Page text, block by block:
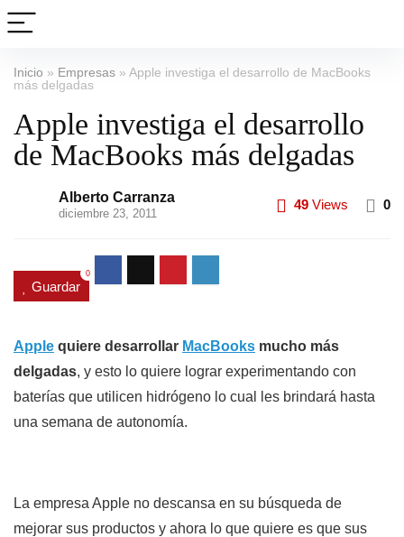
Inicio » Empresas » Apple investiga el desarrollo de MacBooks
más delgadas
Apple investiga el desarrollo
de MacBooks más delgadas
Alberto Carranza
diciembre 23, 2011
49 Views 0
Guardar
0
Apple quiere desarrollar MacBooks mucho más
delgadas, y esto lo quiere lograr experimentando con
baterías que utilicen hidrógeno lo cual les brindará hasta
una semana de autonomía.
La empresa Apple no descansa en su búsqueda de
mejorar sus productos y ahora lo que quiere es que sus